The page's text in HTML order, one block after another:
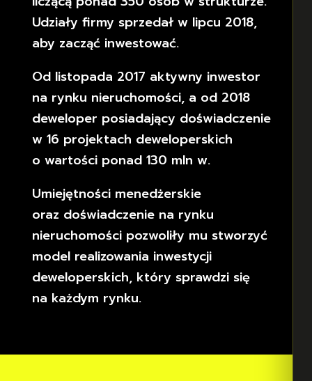
Udziały firmy sprzedał w lipcu 2018,
aby zacząć inwestować.
Od listopada 2017 aktywny inwestor
na rynku nieruchomości, a od 2018
deweloper posiadający doświadczenie
w 16 projektach deweloperskich
o wartości ponad 130 mln w.
Umiejętności menedżerskie
oraz doświadczenie na rynku
nieruchomości pozwoliły mu stworzyć
model realizowania inwestycji
deweloperskich, który sprawdzi się
na każdym rynku.